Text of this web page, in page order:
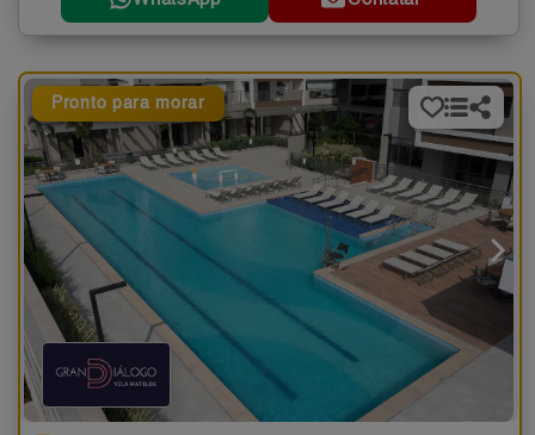
Pronto para morar